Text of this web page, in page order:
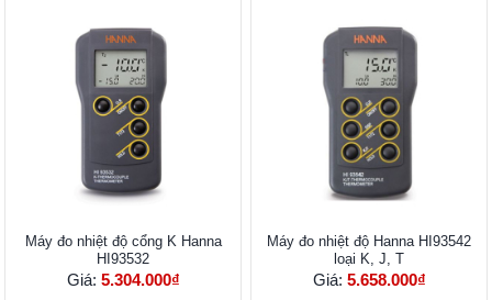
Máy đo nhiệt độ cổng K Hanna
HI93532
Giá: 5.304.000₫
Máy đo nhiệt độ Hanna HI93542
loại K, J, T
Giá: 5.658.000₫